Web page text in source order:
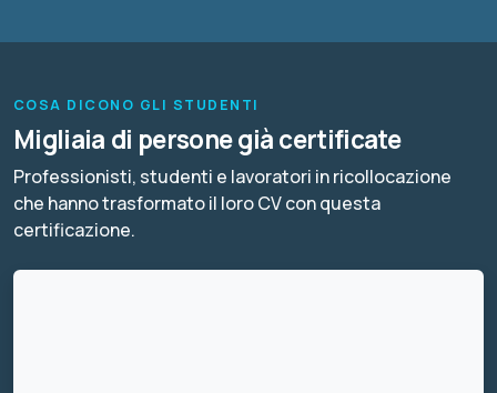
COSA DICONO GLI STUDENTI
Migliaia di persone già certificate
Professionisti, studenti e lavoratori in ricollocazione
che hanno trasformato il loro CV con questa
certificazione.